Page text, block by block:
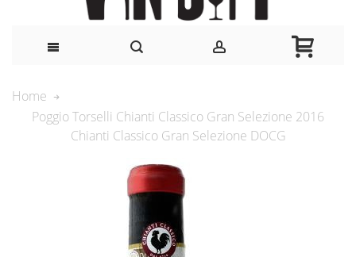
Home
Poggio Torselli Chianti Classico Gran Selezione 2016
Chianti Classico Gran Selezione DOCG